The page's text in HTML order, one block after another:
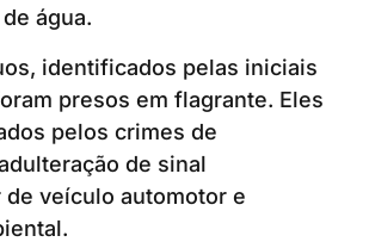
água.
identificados pelas iniciais
presos em flagrante. Eles
pelos crimes de
de sinal
veículo automotor e